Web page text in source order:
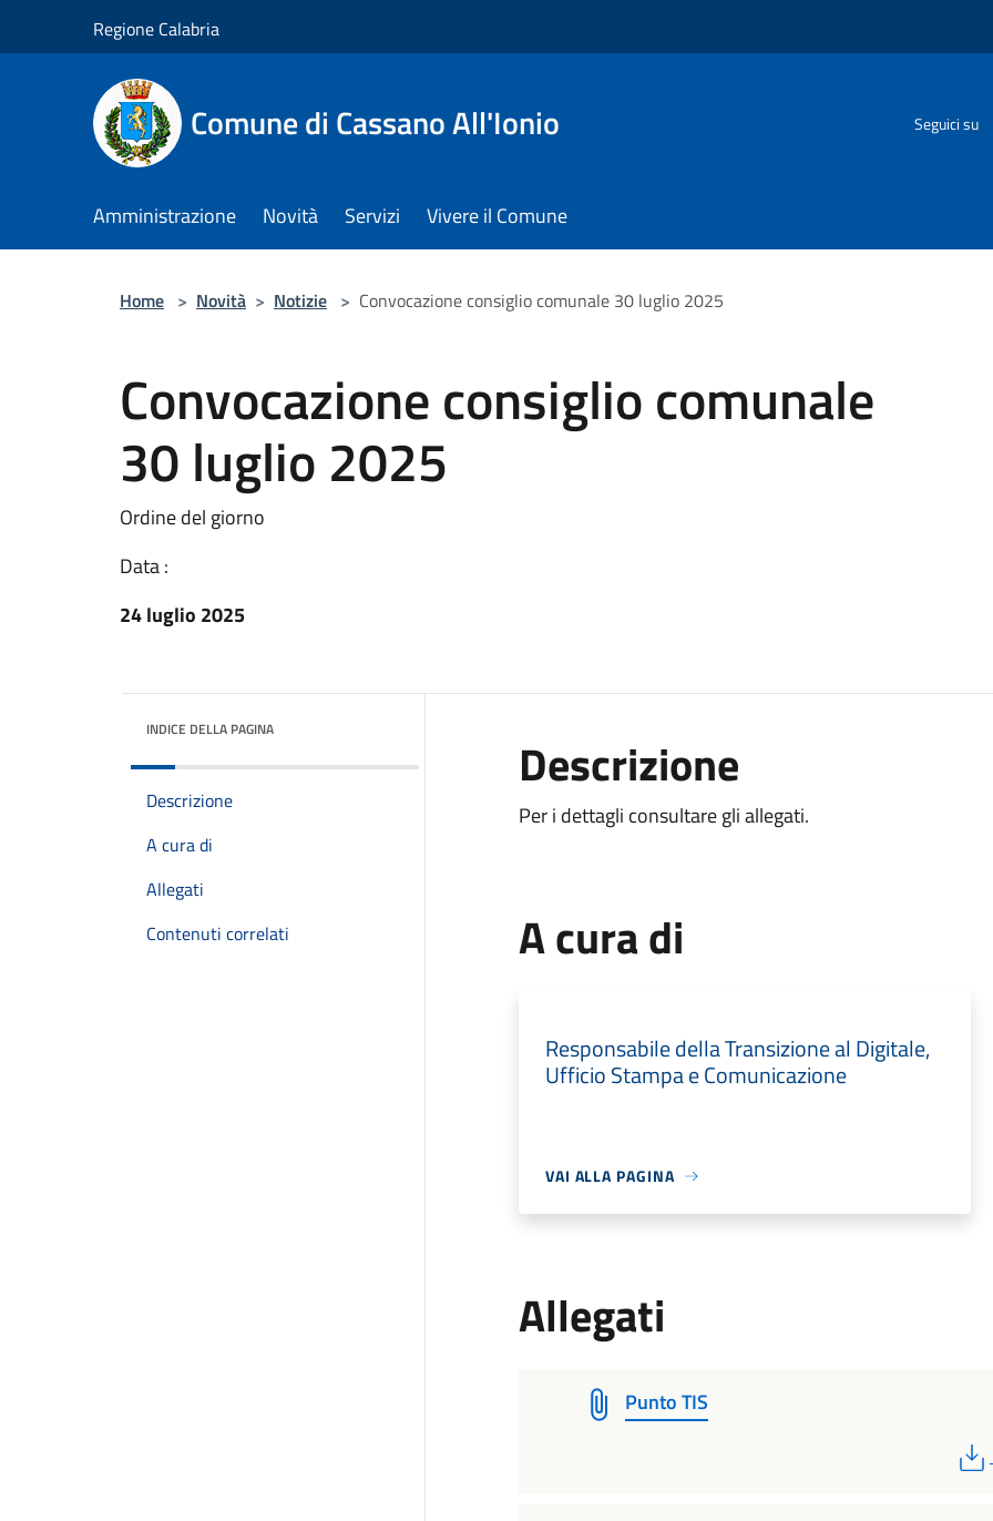
Regione Calabria
Comune di Cassano All'Ionio Seguici su
Amministrazione Novità Servizi Vivere il Comune
Home > Novità > Notizie > Convocazione consiglio comunale 30 luglio 2025
Convocazione consiglio comunale
30 luglio 2025
Ordine del giorno
Data :
24 luglio 2025
INDICE DELLA PAGINA
Descrizione
A cura di
Allegati
Contenuti correlati
Descrizione
Per i dettagli consultare gli allegati.
A cura di
Responsabile della Transizione al Digitale,
Ufficio Stampa e Comunicazione
VAI ALLA PAGINA
Allegati
Punto TIS